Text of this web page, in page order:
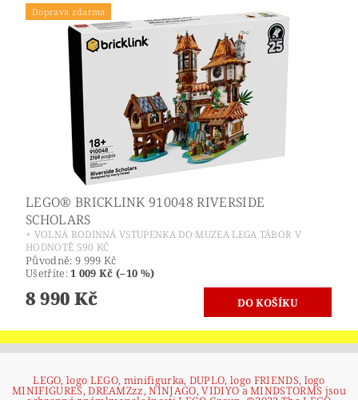
Doprava zdarma
LEGO® BRICKLINK 910048 RIVERSIDE
SCHOLARS
+ VOLNÁ RODINNÁ VSTUPENKA DO MUZEA LEGA TÁBOR V
HODNOTĚ 590 KČ
Původně: 9 999 Kč
Ušetříte:1 009 Kč (–10 %)
8 990 Kč
LEGO, logo LEGO, minifigurka, DUPLO, logo FRIENDS, logo
MINIFIGURES, DREAMZzz, NINJAGO, VIDIYO a MINDSTORMS jsou